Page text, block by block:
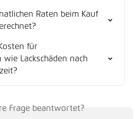
Raten beim Kauf
für
Lackschäden nach
Frage beantwortet?